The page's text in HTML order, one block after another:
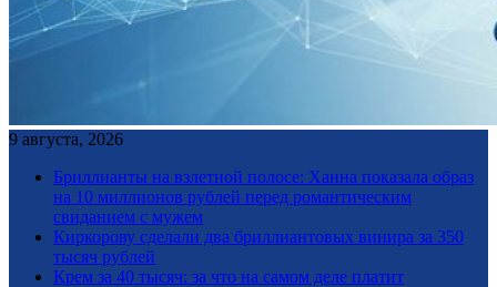
9 августа, 2026
Бриллианты на взлетной полосе: Ханна показала образ
на 10 миллионов рублей перед романтическим
свиданием с мужем
Киркорову сделали два бриллиантовых винира за 350
тысяч рублей
Крем за 40 тысяч: за что на самом деле платит